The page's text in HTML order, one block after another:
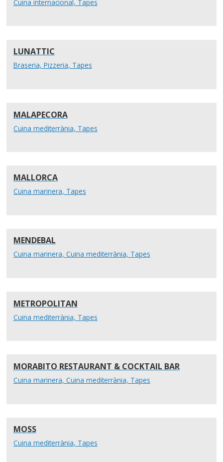
Cuina internacional, Tapes
LUNATTIC
Braseria, Pizzeria, Tapes
MALAPECORA
Cuina mediterrània, Tapes
MALLORCA
Cuina marinera, Tapes
MENDEBAL
Cuina marinera, Cuina mediterrània, Tapes
METROPOLITAN
Cuina mediterrània, Tapes
MORABITO RESTAURANT & COCKTAIL BAR
Cuina marinera, Cuina mediterrània, Tapes
MOSS
Cuina mediterrània, Tapes